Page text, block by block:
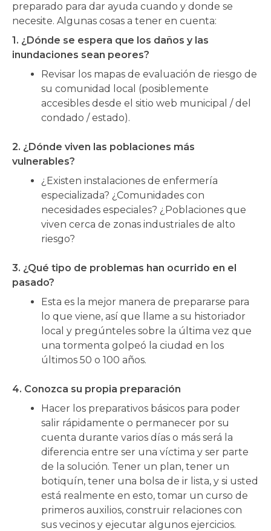
preparado para dar ayuda cuando y donde se
necesite. Algunas cosas a tener en cuenta:
1. ¿Dónde se espera que los daños y las
inundaciones sean peores?
Revisar los mapas de evaluación de riesgo de
su comunidad local (posiblemente
accesibles desde el sitio web municipal / del
condado / estado).
2. ¿Dónde viven las poblaciones más
vulnerables?
¿Existen instalaciones de enfermería
especializada? ¿Comunidades con
necesidades especiales? ¿Poblaciones que
viven cerca de zonas industriales de alto
riesgo?
3. ¿Qué tipo de problemas han ocurrido en el
pasado?
Esta es la mejor manera de prepararse para
lo que viene, así que llame a su historiador
local y pregúnteles sobre la última vez que
una tormenta golpeó la ciudad en los
últimos 50 o 100 años.
4. Conozca su propia preparación
Hacer los preparativos básicos para poder
salir rápidamente o permanecer por su
cuenta durante varios días o más será la
diferencia entre ser una víctima y ser parte
de la solución. Tener un plan, tener un
botiquín, tener una bolsa de ir lista, y si usted
está realmente en esto, tomar un curso de
primeros auxilios, construir relaciones con
sus vecinos y ejecutar algunos ejercicios.